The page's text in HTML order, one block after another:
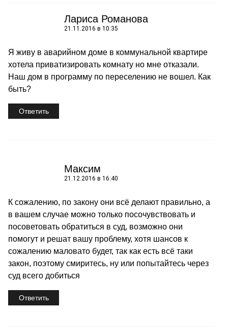
Лариса Романова
21.11.2016 в 10:35
Я живу в аварийном доме в коммунальной квартире
хотела приватизировать комнату но мне отказали.
Наш дом в программу по переселению не вошел. Как
быть?
Ответить
Максим
21.12.2016 в 16:40
К сожалению, по закону они всё делают правильно, а
в вашем случае можно только посочувствовать и
посоветовать обратиться в суд, возможно они
помогут и решат вашу проблему, хотя шансов к
сожалению маловато будет, так как есть всё таки
закон, поэтому смиритесь, ну или попытайтесь через
суд всего добиться
Ответить